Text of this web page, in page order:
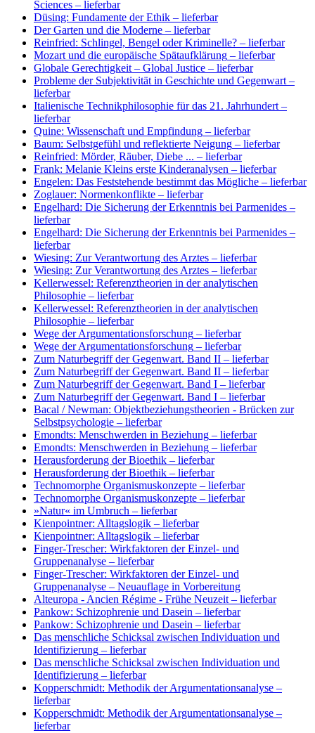
Sciences – lieferbar
Düsing: Fundamente der Ethik – lieferbar
Der Garten und die Moderne – lieferbar
Reinfried: Schlingel, Bengel oder Kriminelle? – lieferbar
Mozart und die europäische Spätaufklärung – lieferbar
Globale Gerechtigkeit – Global Justice – lieferbar
Probleme der Subjektivität in Geschichte und Gegenwart –
lieferbar
Italienische Technikphilosophie für das 21. Jahrhundert –
lieferbar
Quine: Wissenschaft und Empfindung – lieferbar
Baum: Selbstgefühl und reflektierte Neigung – lieferbar
Reinfried: Mörder, Räuber, Diebe ... – lieferbar
Frank: Melanie Kleins erste Kinderanalysen – lieferbar
Engelen: Das Feststehende bestimmt das Mögliche – lieferbar
Zoglauer: Normenkonflikte – lieferbar
Engelhard: Die Sicherung der Erkenntnis bei Parmenides –
lieferbar
Engelhard: Die Sicherung der Erkenntnis bei Parmenides –
lieferbar
Wiesing: Zur Verantwortung des Arztes – lieferbar
Wiesing: Zur Verantwortung des Arztes – lieferbar
Kellerwessel: Referenztheorien in der analytischen
Philosophie – lieferbar
Kellerwessel: Referenztheorien in der analytischen
Philosophie – lieferbar
Wege der Argumentationsforschung – lieferbar
Wege der Argumentationsforschung – lieferbar
Zum Naturbegriff der Gegenwart. Band II – lieferbar
Zum Naturbegriff der Gegenwart. Band II – lieferbar
Zum Naturbegriff der Gegenwart. Band I – lieferbar
Zum Naturbegriff der Gegenwart. Band I – lieferbar
Bacal / Newman: Objektbeziehungstheorien - Brücken zur
Selbstpsychologie – lieferbar
Emondts: Menschwerden in Beziehung – lieferbar
Emondts: Menschwerden in Beziehung – lieferbar
Herausforderung der Bioethik – lieferbar
Herausforderung der Bioethik – lieferbar
Technomorphe Organismuskonzepte – lieferbar
Technomorphe Organismuskonzepte – lieferbar
»Natur« im Umbruch – lieferbar
Kienpointner: Alltagslogik – lieferbar
Kienpointner: Alltagslogik – lieferbar
Finger-Trescher: Wirkfaktoren der Einzel- und
Gruppenanalyse – lieferbar
Finger-Trescher: Wirkfaktoren der Einzel- und
Gruppenanalyse – Neuauflage in Vorbereitung
Alteuropa - Ancien Régime - Frühe Neuzeit – lieferbar
Pankow: Schizophrenie und Dasein – lieferbar
Pankow: Schizophrenie und Dasein – lieferbar
Das menschliche Schicksal zwischen Individuation und
Identifizierung – lieferbar
Das menschliche Schicksal zwischen Individuation und
Identifizierung – lieferbar
Kopperschmidt: Methodik der Argumentationsanalyse –
lieferbar
Kopperschmidt: Methodik der Argumentationsanalyse –
lieferbar